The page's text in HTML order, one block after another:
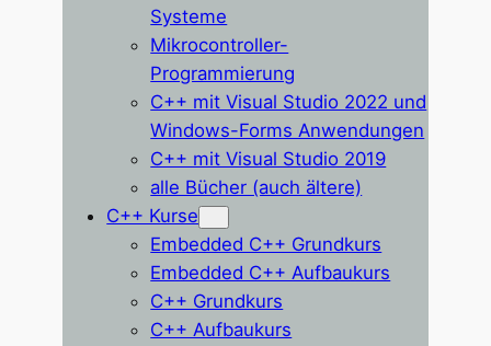
Systeme
Mikrocontroller-
Programmierung
C++ mit Visual Studio 2022 und
Windows-Forms Anwendungen
C++ mit Visual Studio 2019
alle Bücher (auch ältere)
C++ Kurse
Embedded C++ Grundkurs
Embedded C++ Aufbaukurs
C++ Grundkurs
C++ Aufbaukurs